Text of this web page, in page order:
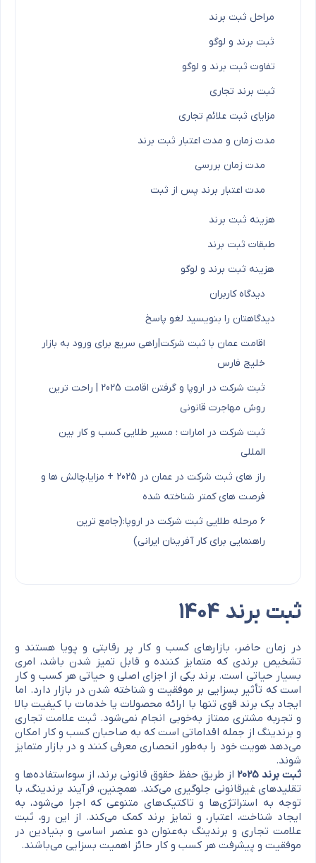
مراحل ثبت برند
ثبت برند و لوگو
تفاوت ثبت برند و لوگو
ثبت برند تجاری
مزایای ثبت علائم تجاری
مدت زمان و مدت اعتبار ثبت برند
مدت زمان بررسی
مدت اعتبار برند پس از ثبت
هزینه ثبت برند
طبقات ثبت برند
هزینه ثبت برند و لوگو
دیدگاه کاربران
دیدگاهتان را بنویسید لغو پاسخ
اقامت عمان با ثبت شرکت|راهی سریع برای ورود به بازار
خلیج فارس
ثبت شرکت در اروپا و گرفتن اقامت 2025 | راحت ترین
روش مهاجرت قانونی
ثبت شرکت در امارات ؛ مسیر طلایی کسب و کار بین
المللی
راز های ثبت شرکت در عمان در 2025 + مزایا،چالش ها و
فرصت های کمتر شناخته شده
6 مرحله طلایی ثبت شرکت در اروپا:(جامع ترین
راهنمایی برای کار آفرینان ایرانی)
ثبت برند 1404
در زمان حاضر، بازارهای کسب و کار پر رقابتی و پویا هستند و
تشخیص برندی که متمایز کننده و قابل تمیز شدن باشد، امری
بسیار حیاتی است. برند یکی از اجزای اصلی و حیاتی هر کسب و کار
است که تأثیر بسزایی بر موفقیت و شناخته شدن در بازار دارد. اما
ایجاد یک برند قوی تنها با ارائه محصولات یا خدمات با کیفیت بالا
و تجربه مشتری ممتاز به‌خوبی انجام نمی‌شود. ثبت علامت تجاری
و برندینگ از جمله اقداماتی است که به صاحبان کسب و کار امکان
می‌دهد هویت خود را به‌طور انحصاری معرفی کنند و در بازار متمایز
شوند.
ثبت برند 2025 از طریق حفظ حقوق قانونی برند، از سوءاستفاده‌ها و
تقلیدهای غیرقانونی جلوگیری می‌کند. همچنین، فرآیند برندینگ، با
توجه به استراتژی‌ها و تاکتیک‌های متنوعی که اجرا می‌شود، به
ایجاد شناخت، اعتبار، و تمایز برند کمک می‌کند. از این رو، ثبت
علامت تجاری و برندینگ به‌عنوان دو عنصر اساسی و بنیادین در
موفقیت و پیشرفت هر کسب و کار حائز اهمیت بسزایی می‌باشند.